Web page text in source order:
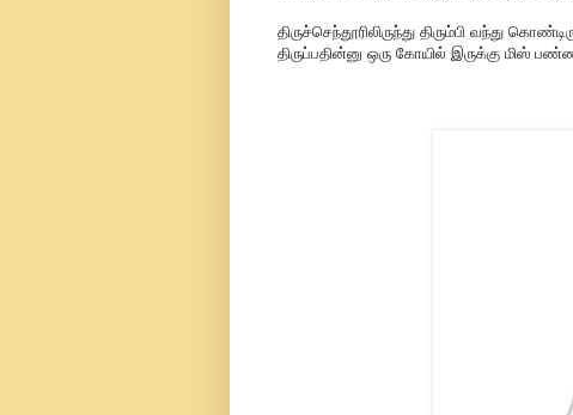
திருச்செந்தூரிலிருந்து திரும்பி வந்து
திருப்பதின்னு ஒரு கோயில் இருக்கு மிஸ்